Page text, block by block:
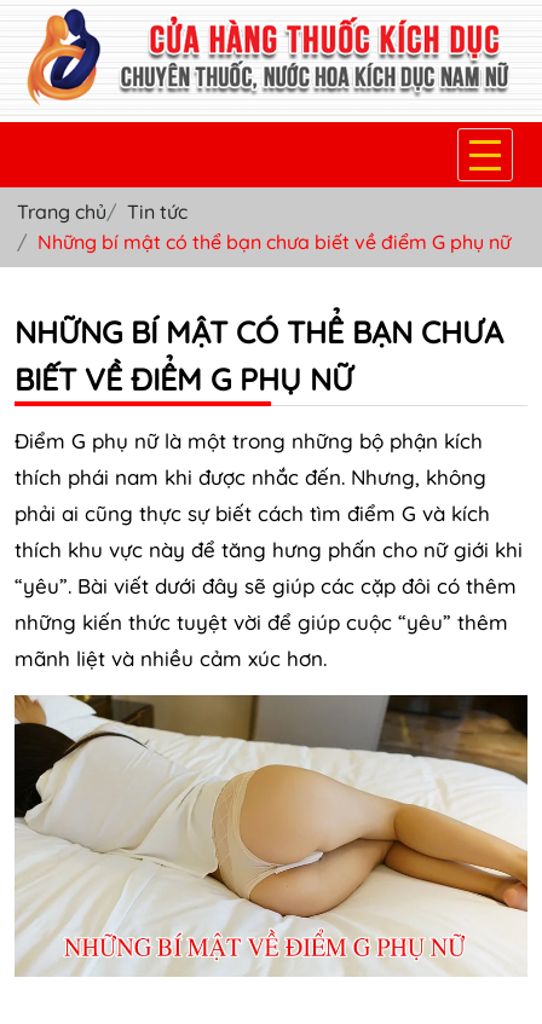
TRANG CHỦ
THUỐC KÍCH DỤC NỮ
THUỐC NƯỚC KÍCH DỤC NAM
THUỐC VIÊN KÍCH DỤC NAM
SẢN PHẨM KHÁC
TIN TỨC & BLOG
Trang chủ
Tin tức
Những bí mật có thể bạn chưa biết về điểm G phụ nữ
NHỮNG BÍ MẬT CÓ THỂ BẠN CHƯA
BIẾT VỀ ĐIỂM G PHỤ NỮ
Điểm G phụ nữ là một trong những bộ phận kích
thích phái nam khi được nhắc đến. Nhưng, không
phải ai cũng thực sự biết cách tìm điểm G và kích
thích khu vực này để tăng hưng phấn cho nữ giới khi
“yêu”. Bài viết dưới đây sẽ giúp các cặp đôi có thêm
những kiến thức tuyệt vời để giúp cuộc “yêu” thêm
mãnh liệt và nhiều cảm xúc hơn.